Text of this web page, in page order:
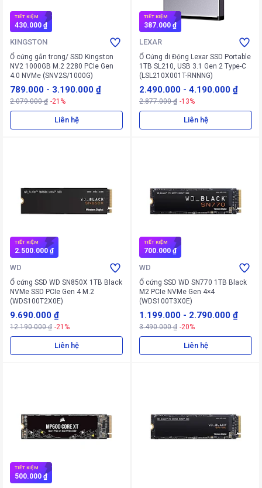
TIẾT KIỆM
430.000 ₫
KINGSTON
Ổ cứng gắn trong/ SSD Kingston
NV2 1000GB M.2 2280 PCIe Gen
4.0 NVMe (SNV2S/1000G)
789.000 - 3.190.000 ₫
2.079.000 ₫ -21%
Liên hệ
TIẾT KIỆM
387.000 ₫
LEXAR
Ổ Cứng di Động Lexar SSD Portable
1TB SL210, USB 3.1 Gen 2 Type-C
(LSL210X001T-RNNNG)
2.490.000 - 4.190.000 ₫
2.877.000 ₫ -13%
Liên hệ
TIẾT KIỆM
2.500.000 ₫
WD
Ổ cứng SSD WD SN850X 1TB Black
NVMe SSD PCIe Gen 4 M.2
(WDS100T2X0E)
9.690.000 ₫
12.190.000 ₫ -21%
Liên hệ
TIẾT KIỆM
700.000 ₫
WD
Ổ cứng SSD WD SN770 1TB Black
M2 PCIe NVMe Gen 4×4
(WDS100T3X0E)
1.199.000 - 2.790.000 ₫
3.490.000 ₫ -20%
Liên hệ
TIẾT KIỆM
500.000 ₫